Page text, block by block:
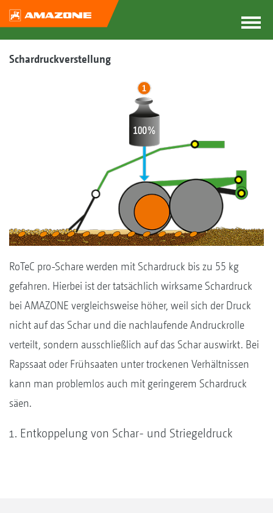
Schardruckverstellung
RoTeC pro-Schare werden mit Schardruck bis zu 55 kg
gefahren. Hierbei ist der tatsächlich wirksame Schardruck
bei AMAZONE vergleichsweise höher, weil sich der Druck
nicht auf das Schar und die nachlaufende Andruckrolle
verteilt, sondern ausschließlich auf das Schar auswirkt. Bei
Rapssaat oder Frühsaaten unter trockenen Verhältnissen
kann man problemlos auch mit geringerem Schardruck
säen.
Entkoppelung von Schar- und Striegeldruck